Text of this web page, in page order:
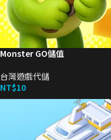
Monster GO儲值
台灣遊戲代儲
NT$10